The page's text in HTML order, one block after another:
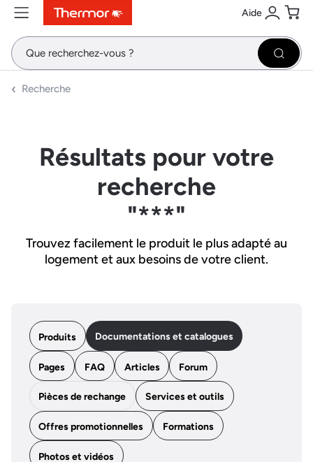
ContenuMenuRecherche Aide
Se
Recherche
Résultats pour votre
recherche
"***"
Trouvez facilement le produit le plus adapté au
logement et aux besoins de votre client.
Produits Documentations et catalogues
Pages FAQ Articles Forum
Pièces de rechange Services et outils
Offres promotionnelles Formations
Photos et vidéos